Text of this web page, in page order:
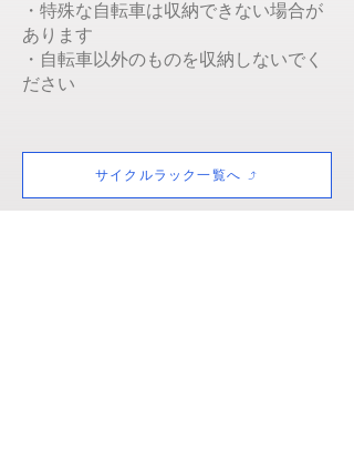
・特殊な自転車は収納できない場合が
あります
・自転車以外のものを収納しないでく
ださい​
サイクルラック一覧へ